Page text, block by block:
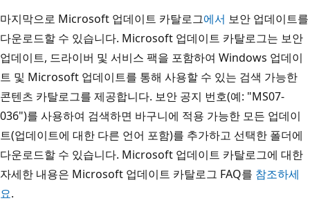
마지막으로 Microsoft 업데이트 카탈로그에서 보안 업데이트를
다운로드할 수 있습니다. Microsoft 업데이트 카탈로그는 보안
업데이트, 드라이버 및 서비스 팩을 포함하여 Windows 업데이
트 및 Microsoft 업데이트를 통해 사용할 수 있는 검색 가능한
콘텐츠 카탈로그를 제공합니다. 보안 공지 번호(예: "MS07-
036")를 사용하여 검색하면 바구니에 적용 가능한 모든 업데이
트(업데이트에 대한 다른 언어 포함)를 추가하고 선택한 폴더에
다운로드할 수 있습니다. Microsoft 업데이트 카탈로그에 대한
자세한 내용은 Microsoft 업데이트 카탈로그 FAQ를 참조하세
요.